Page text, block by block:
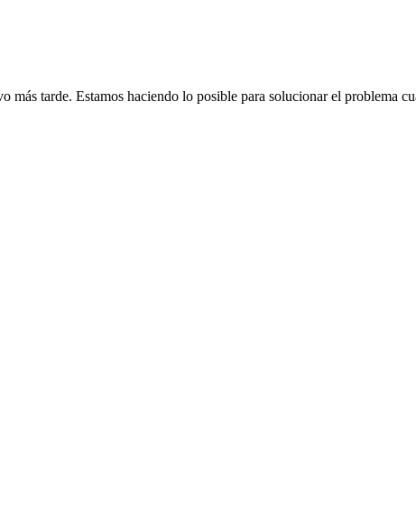
tarde. Estamos haciendo lo posible para solucionar el problema